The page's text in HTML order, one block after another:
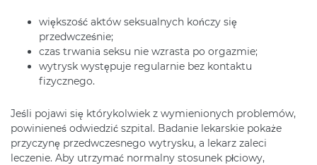
większość aktów seksualnych kończy się
przedwcześnie;
czas trwania seksu nie wzrasta po orgazmie;
wytrysk występuje regularnie bez kontaktu
fizycznego.
Jeśli pojawi się którykolwiek z wymienionych problemów,
powinieneś odwiedzić szpital. Badanie lekarskie pokaże
przyczynę przedwczesnego wytrysku, a lekarz zaleci
leczenie. Aby utrzymać normalny stosunek płciowy,